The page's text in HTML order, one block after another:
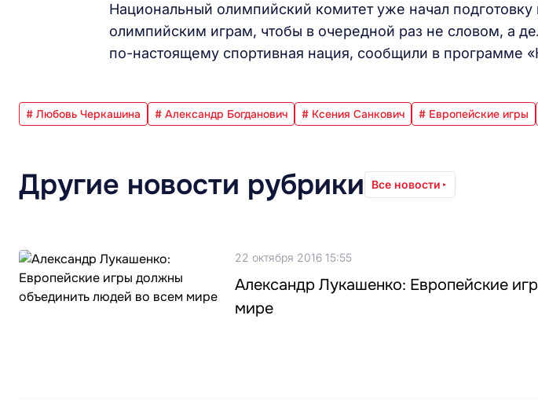
Национальный олимпийский комитет уже начал
олимпийским играм, чтобы в очередной раз не словом, а
по-настоящему спортивная нация, сообщили в программе
# Любовь Черкашина # Александр Богданович # Ксения Санкович # Европейские игры
Другие новости рубрики Все новости
22 октября 2016 15:55
Александр Лукашенко: Европейские
мире